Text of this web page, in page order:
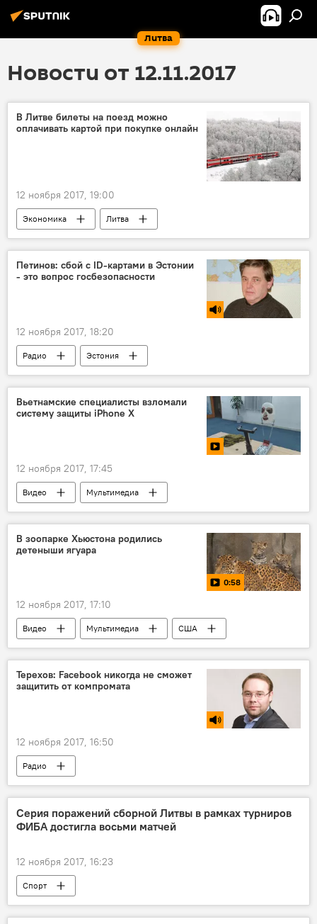
Литва
Новости от 12.11.2017
В Литве билеты на поезд можно
оплачивать картой при покупке онлайн
12 ноября 2017, 19:00
Экономика
Литва
Lietuvos geležinkeliai
Железные дороги Литвы
Петинов: сбой с ID-картами в Эстонии
- это вопрос госбезопасности
12 ноября 2017, 18:20
Радио Эстония
Вьетнамские специалисты взломали
систему защиты iPhone X
12 ноября 2017, 17:45
Видео Мультимедиа
В зоопарке Хьюстона родились
детеныши ягуара
0:58
12 ноября 2017, 17:10
Видео Мультимедиа США
Терехов: Facebook никогда не сможет
защитить от компромата
12 ноября 2017, 16:50
Радио
Серия поражений сборной Литвы в рамках турниров
ФИБА достигла восьми матчей
12 ноября 2017, 16:23
Спорт